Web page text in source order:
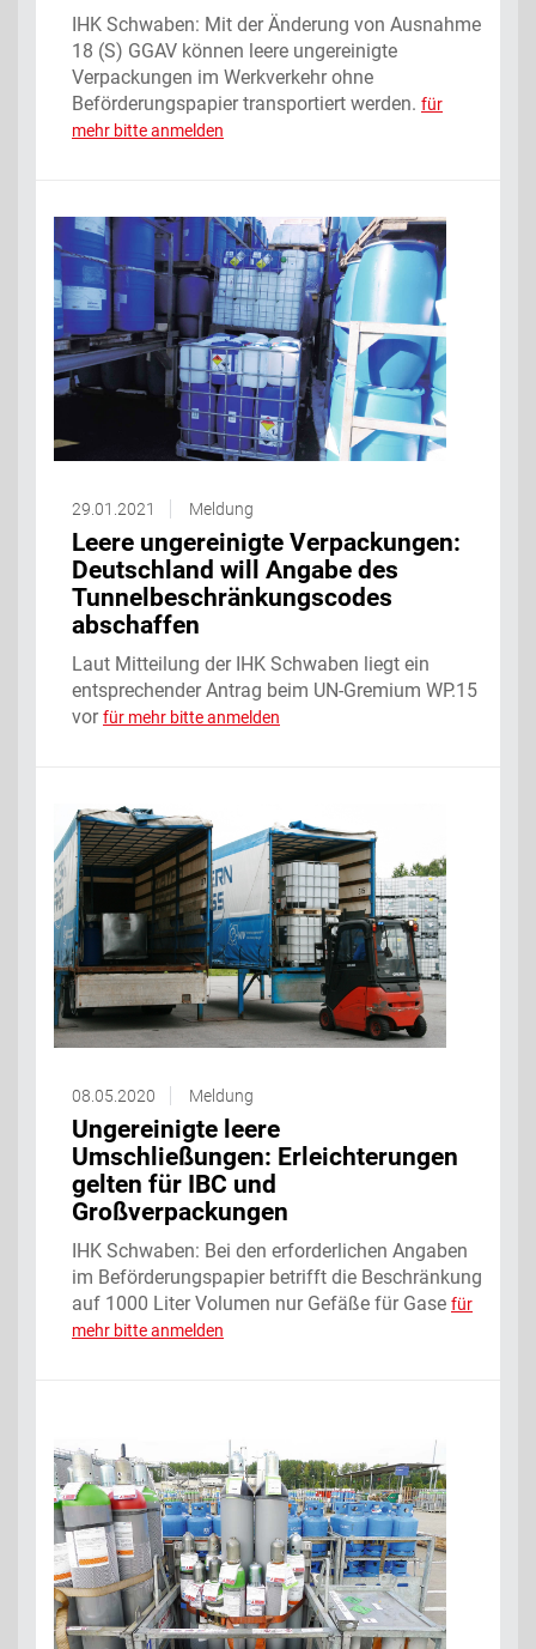
IHK Schwaben: Mit der Änderung von Ausnahme
18 (S) GGAV können leere ungereinigte
Verpackungen im Werkverkehr ohne
Beförderungspapier transportiert werden. für
mehr bitte anmelden
29.01.2021 Meldung
Leere ungereinigte Verpackungen:
Deutschland will Angabe des
Tunnelbeschränkungscodes
abschaffen
Laut Mitteilung der IHK Schwaben liegt ein
entsprechender Antrag beim UN-Gremium WP.15
vorfür mehr bitte anmelden
08.05.2020 Meldung
Ungereinigte leere
Umschließungen: Erleichterungen
gelten für IBC und
Großverpackungen
IHK Schwaben: Bei den erforderlichen Angaben
im Beförderungspapier betrifft die Beschränkung
auf 1000 Liter Volumen nur Gefäße für Gase für
mehr bitte anmelden